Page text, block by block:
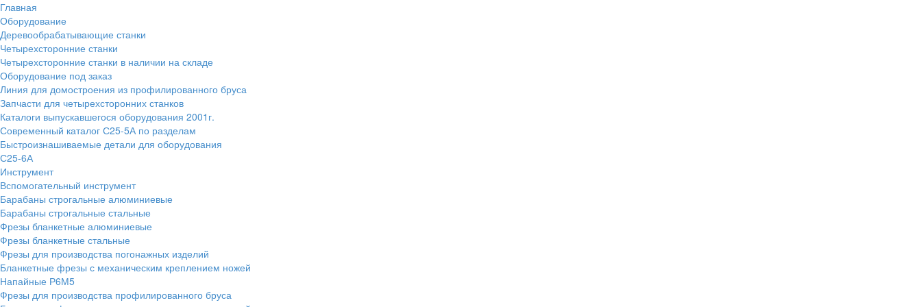
Главная
Оборудование
Деревообрабатывающие станки
Четырехсторонние станки
Четырехсторонние станки в наличии на складе
Оборудование под заказ
Линия для домостроения из профилированного бруса
Запчасти для четырехсторонних станков
Каталоги выпускавшегося оборудования 2001г.
Современный каталог С25-5А по разделам
Быстроизнашиваемые детали для оборудования
С25-6А
Инструмент
Вспомогательный инструмент
Барабаны строгальные алюминиевые
Барабаны строгальные стальные
Фрезы бланкетные алюминиевые
Фрезы бланкетные стальные
Фрезы для производства погонажных изделий
Бланкетные фрезы с механическим креплением ножей
Напайные Р6М5
Фрезы для производства профилированного бруса